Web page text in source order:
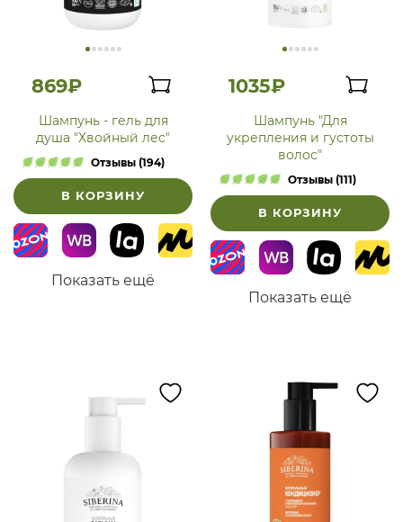
869₽
Шампунь - гель для
душа "Хвойный лес"
Отзывы (194)
В КОРЗИНУ
Показать ещё
1035₽
Шампунь "Для
укрепления и густоты
волос"
Отзывы (111)
В КОРЗИНУ
Показать ещё